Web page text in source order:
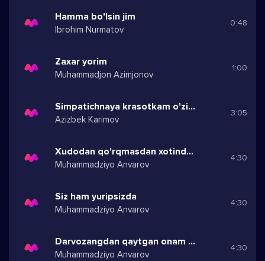
Hamma bo'lsin jim
Ibrohim Nurmatov
0:48
Zaxar yorim
Muhammadjon Azimjonov
1:00
Simpatichnaya krasotkam o'zimni
Azizbek Karimov
3:05
Xudodan qo'rqmasdan xotindan cho'chib
Muhammadziyo Anvarov
4:30
Siz ham yuripsizda
Muhammadziyo Anvarov
4:30
Darvozangdan qaytgan onam emasmidi
Muhammadziyo Anvarov
4:30